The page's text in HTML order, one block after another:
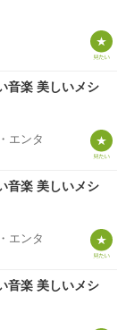
音楽 美しいメシ
エンタ
音楽 美しいメシ
エンタ
音楽 美しいメシ